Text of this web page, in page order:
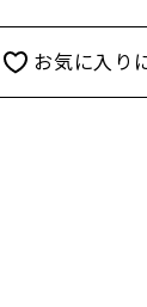
お気に入り